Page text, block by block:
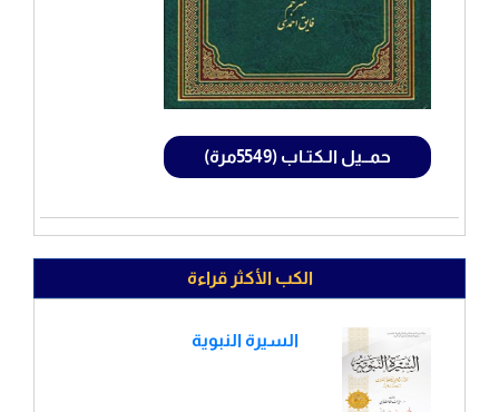
حمــيل الـكتـاب (5549مرة)
الكب الأكثر قراءة
السيرة النبوية